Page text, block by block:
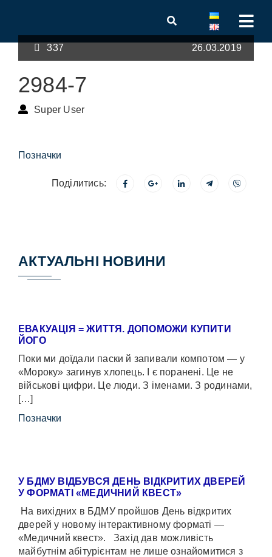
337 26.03.2019
2984-7
Super User
Позначки
Поділитись:
АКТУАЛЬНІ НОВИНИ
ЕВАКУАЦІЯ = ЖИТТЯ. ДОПОМОЖИ КУПИТИ
ЙОГО
Поки ми доїдали паски й запивали компотом — у
«Мороку» загинув хлопець. І є поранені. Це не
військові цифри. Це люди. З іменами. З родинами,
[…]
Позначки
У БДМУ ВІДБУВСЯ ДЕНЬ ВІДКРИТИХ ДВЕРЕЙ
У ФОРМАТІ «МЕДИЧНИЙ КВЕСТ»
На вихідних в БДМУ пройшов День відкритих
дверей у новому інтерактивному форматі —
«Медичний квест». Захід дав можливість
майбутнім абітурієнтам не лише ознайомитися з